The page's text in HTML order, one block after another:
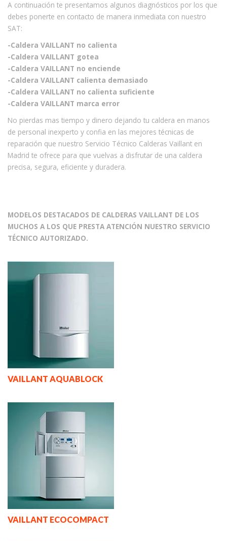
A continuación te presentamos algunos diagnósticos por los que
debes ponerte en contacto de manera inmediata con nuestro
SAT:
-Caldera VAILLANT no calienta
-Caldera VAILLANT gotea
-Caldera VAILLANT no enciende
-Caldera VAILLANT calienta demasiado
-Caldera VAILLANT no calienta suficiente
-Caldera VAILLANT marca error
No pierdas mas tiempo y dinero dejando tu caldera en manos
de personal inexperto y confia en las mejores técnicas de
reparación que nuestro Servicio Técnico Calderas Vaillant en
Madrid te ofrece para que vuelvas a disfrutar de una caldera
precisa, segura, eficiente y duradera.
MODELOS DESTACADOS DE CALDERAS VAILLANT DE LOS
MUCHOS A LOS QUE PRESTA ATENCIÓN NUESTRO SERVICIO
TÉCNICO AUTORIZADO.
VAILLANT AQUABLOCK
VAILLANT ECOCOMPACT